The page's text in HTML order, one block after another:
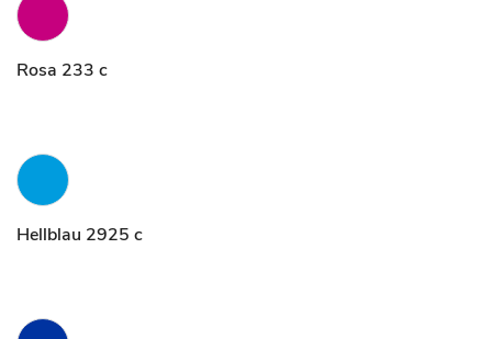
Rosa 233 c
Hellblau 2925 c